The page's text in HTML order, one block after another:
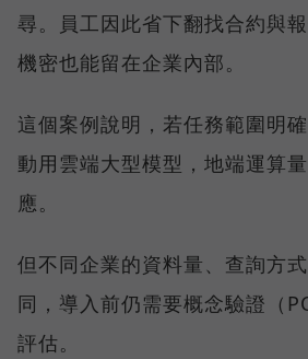
尋。員工因此省下翻找合約與
機密也能留在企業內部。
這個案例說明，若任務範圍明
動用雲端大型模型，地端運算
應。
但不同企業的資料量、查詢方
同，導入前仍需要概念驗證（
評估。